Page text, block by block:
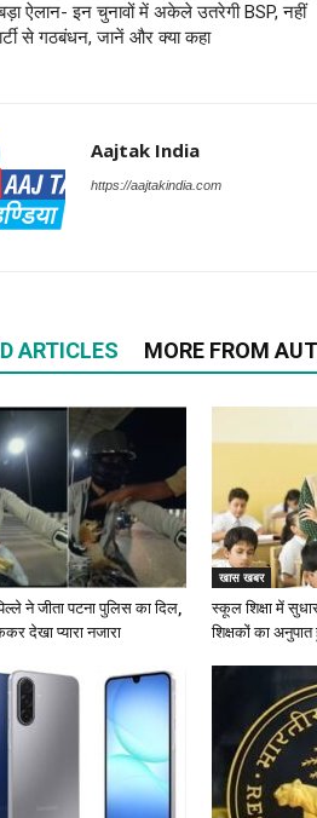
बड़ा ऐलान- इन चुनावों में अकेले उतरेगी BSP, नहीं
से गठबंधन, जानें और क्या कहा
Aajtak India
https://aajtakindia.com
ARTICLES MORE FROM
ने जीता पटना पुलिस का दिल,
देखा प्यारा नजारा
खास खबर
स्कूल शिक्षा में
शिक्षकों का